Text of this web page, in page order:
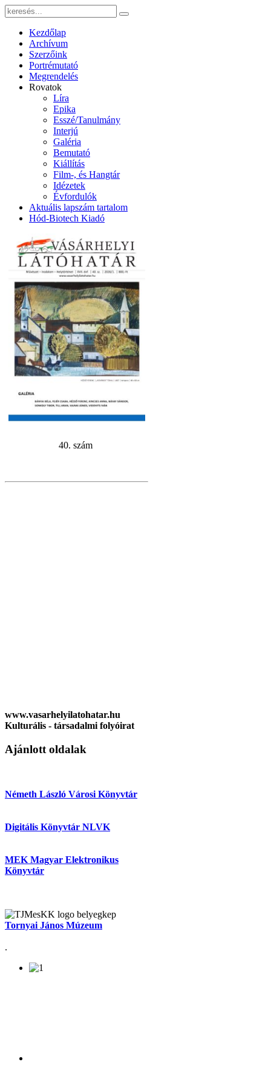
Kezdőlap
Archívum
Szerzőink
Portrémutató
Megrendelés
Rovatok
Líra
Epika
Esszé/Tanulmány
Interjú
Galéria
Bemutató
Kiállítás
Film-, és Hangtár
Idézetek
Évfordulók
Aktuális lapszám tartalom
Hód-Biotech Kiadó
40. szám
www.vasarhelyilatohatar.hu
Kulturális - társadalmi folyóirat
Ajánlott oldalak
Németh László Városi Könyvtár
Digitális Könyvtár NLVK
MEK Magyar Elektronikus
Könyvtár
Tornyai János Múzeum
.